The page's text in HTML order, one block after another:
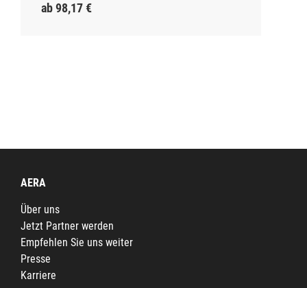
ab 98,17 €
AERA
Über uns
Jetzt Partner werden
Empfehlen Sie uns weiter
Presse
Karriere